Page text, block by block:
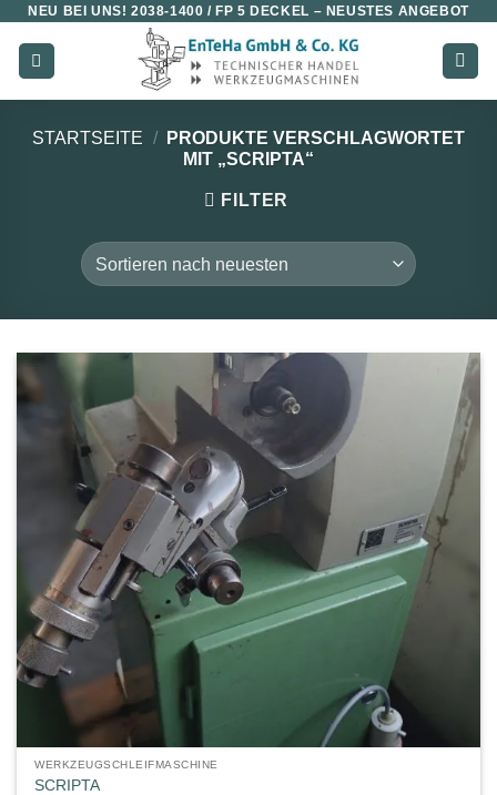
Zum
Inhalt
springen
NEU BEI UNS!2038-1400 / FP 5 DECKEL – NEUSTES ANGEBOT
STARTSEITE /
PRODUKTE VERSCHLAGWORTET
MIT „SCRIPTA“
FILTER
WERKZEUGSCHLEIFMASCHINE
SCRIPTA